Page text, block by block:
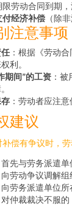
限劳动合同到期
付经济补偿 （除
注意事项
：根据《劳动
利。
期间”的工资 ：
：劳动者应注
建议
偿有争议时，
首先与劳务派遣
劳动争议调解组
向劳务派遣单位
对仲裁裁决不服